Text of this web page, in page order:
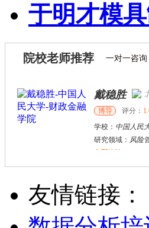
于明才模
院校老师推荐 一对一咨
戴稳胜
博导 评分：
学校： 中国人民
研究领域： 风险管
陈传红
硕导
学校：中南民族大
立即咨询
友情链接：